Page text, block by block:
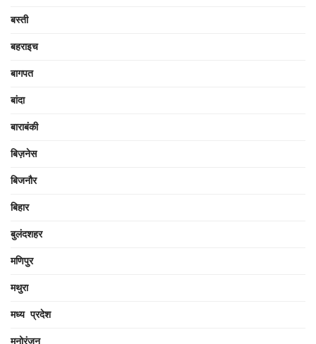
बस्ती
बहराइच
बागपत
बांदा
बाराबंकी
बिज़नेस
बिजनौर
बिहार
बुलंदशहर
मणिपुर
मथुरा
मध्य प्रदेश
मनोरंजन